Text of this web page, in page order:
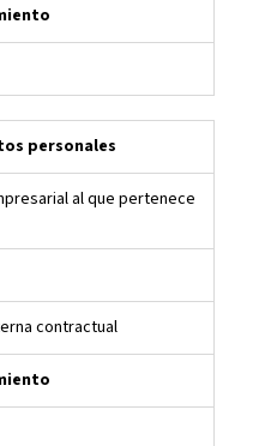
personales
al que pertenece
contractual